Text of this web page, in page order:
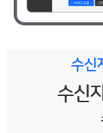
수신
수신